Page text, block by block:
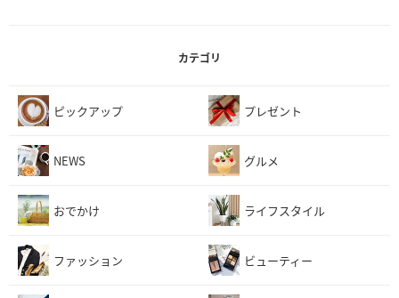
カテゴリ
ピックアップ プレゼント
NEWS グルメ
おでかけ ライフスタイル
ファッション ビューティー